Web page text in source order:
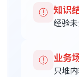
知识
经验
业务
只堆